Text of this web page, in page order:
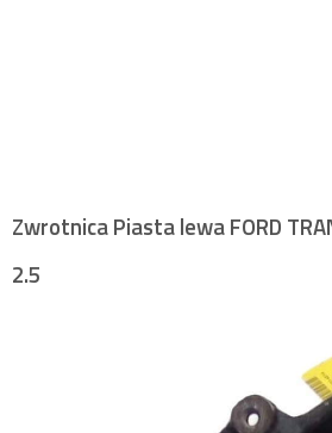
Zwrotnica Piasta lewa FORD
2.5